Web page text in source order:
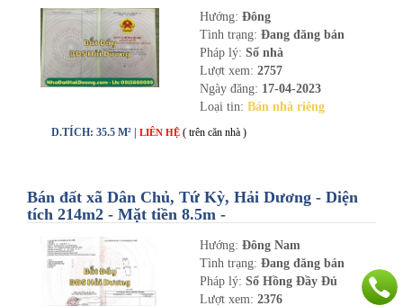
Hướng: Đông
Tình trạng: Đang đăng bán
Pháp lý: Sổ nhà
Lượt xem: 2757
Ngày đăng: 17-04-2023
Loại tin: Bán nhà riêng
D.TÍCH: 35.5 M² | LIÊN HỆ ( trên căn nhà )
Bán đất xã Dân Chủ, Tứ Kỳ, Hải Dương - Diện
tích 214m2 - Mặt tiền 8.5m -
Hướng: Đông Nam
Tình trạng: Đang đăng bán
Pháp lý: Sổ Hồng Đầy Đủ
Lượt xem: 2376